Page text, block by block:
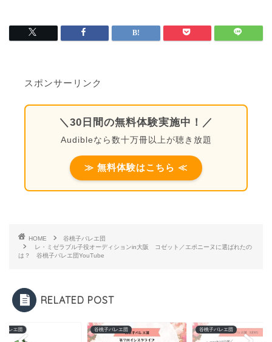
スポンサーリンク
＼30日間の無料体験実施中！／
Audibleなら数十万冊以上が聴き放題
≫ 無料体験はこちら ≪
HOME
谷桃子バレエ団
レ・ミゼラブル子役オーディションin大阪 コゼット／エポニーヌに選ばれたの
は？ 谷桃子バレエ団YouTube
RELATED POST
バレエ団 谷桃子バレエ団 谷桃子バレエ団